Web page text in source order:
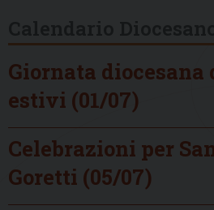
Giornata
estivi (01/07)
Celebrazioni per
Goretti (05/07)